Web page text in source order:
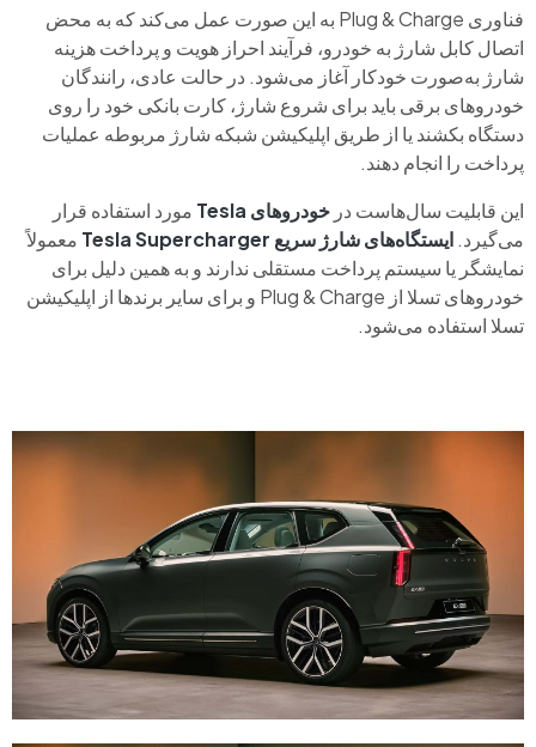
فناوری Plug & Charge به این صورت عمل می‌کند که به محض
اتصال کابل شارژ به خودرو، فرآیند احراز هویت و پرداخت هزینه
شارژ به‌صورت خودکار آغاز می‌شود. در حالت عادی، رانندگان
خودروهای برقی باید برای شروع شارژ، کارت بانکی خود را روی
دستگاه بکشند یا از طریق اپلیکیشن شبکه شارژ مربوطه عملیات
پرداخت را انجام دهند.
این قابلیت سال‌هاست در خودروهای Tesla مورد استفاده قرار
می‌گیرد.ایستگاه‌های شارژ سریع TeslaSupercharger
معمولاً
نمایشگر یا سیستم پرداخت مستقلی ندارند و به همین دلیل برای
خودروهای تسلا از Plug & Charge و برای سایر برندها از اپلیکیشن
تسلا استفاده می‌شود.